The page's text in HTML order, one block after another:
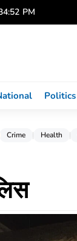
PM
Politics
Crime Health